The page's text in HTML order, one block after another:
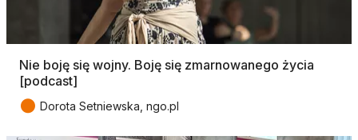
Nie boję się wojny. Boję się zmarnowanego życia
[podcast]
● Dorota Setniewska, ngo.pl